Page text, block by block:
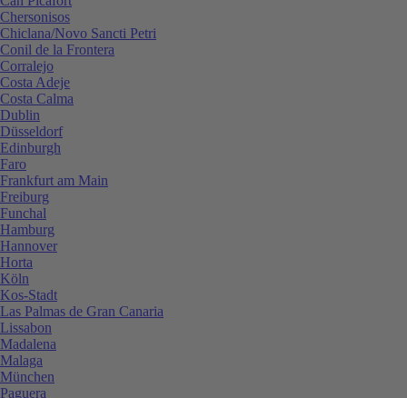
Chersonisos
Chiclana/Novo Sancti Petri
Conil de la Frontera
Corralejo
Costa Adeje
Costa Calma
Dublin
Düsseldorf
Edinburgh
Faro
Frankfurt am Main
Freiburg
Funchal
Hamburg
Hannover
Horta
Köln
Kos-Stadt
Las Palmas de Gran Canaria
Lissabon
Madalena
Malaga
München
Paguera